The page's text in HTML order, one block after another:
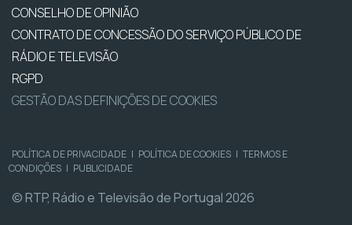
CONSELHO DE OPINIÃO
CONTRATO DE CONCESSÃO DO SERVIÇO PÚBLICO DE
RÁDIO E TELEVISÃO
RGPD
GESTÃO DAS DEFINIÇÕES DE COOKIES
POLÍTICA DE PRIVACIDADE | POLÍTICA DE COOKIES | TERMOS E
CONDIÇÕES | PUBLICIDADE
© RTP, Rádio e Televisão de Portugal 2026